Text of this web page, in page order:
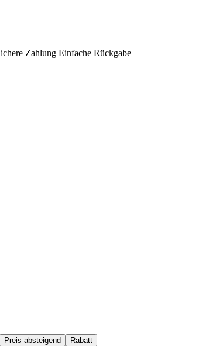
Zahlung Einfache Rückgabe
Preis absteigend Rabatt